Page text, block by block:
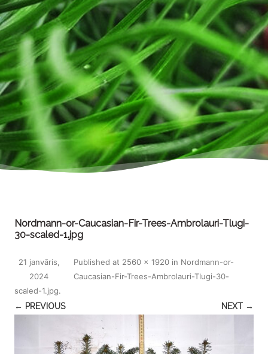
Nordmann-or-Caucasian-Fir-Trees-Ambrolauri-Tlugi-
30-scaled-1.jpg
Published
21 janvāris,
2024
at 2560 × 1920 in Nordmann-or-
Caucasian-Fir-Trees-Ambrolauri-Tlugi-30-
scaled-1.jpg.
← PREVIOUS
NEXT →